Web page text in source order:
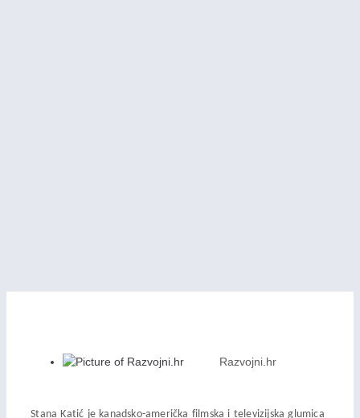
Razvojni.hr
Stana Katić je kanadsko-američka filmska i televizijska glumica